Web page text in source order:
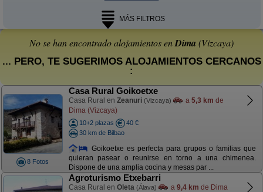
MÁS FILTROS
No se han encontrado alojamientos enDima (Vizcaya)
... PERO, TE SUGERIMOS ALOJAMIENTOS CERCANOS
:
8 Fotos
Casa Rural Goikoetxe
Casa Rural en Zeanuri (Vizcaya) a 5,3 km de
Dima (Vizcaya)
10+2 plazas
40 €
30 km de Bilbao
Goikoetxe es perfecta para grupos o familias que
quieran pasear o reunirse en torno a una chimenea.
Dispone de una amplia cocina y mesas par ...
Agroturismo Etxebarri
Casa Rural en Oleta (Álava) a 9,4 km de Dima